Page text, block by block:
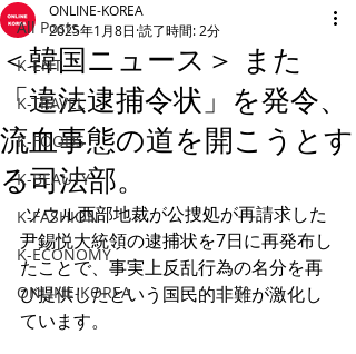
All Posts
K-ENT
K-TRAVEL
K-FOODS
K-BEAUTY
K-FASHION
K-ECONOMY
ONLINE-KOREA
＜韓国ニュース＞ また
「違法逮捕令状」を発令、
流血事態の道を開こうとす
る司法部。
ONLINE-KOREA
2025年1月8日 読了時間: 2分
ソウル西部地裁が公捜処が再請求した
尹錫悦大統領の逮捕状を7日に再発布し
たことで、事実上反乱行為の名分を再
び提供したという国民的非難が激化し
ています。